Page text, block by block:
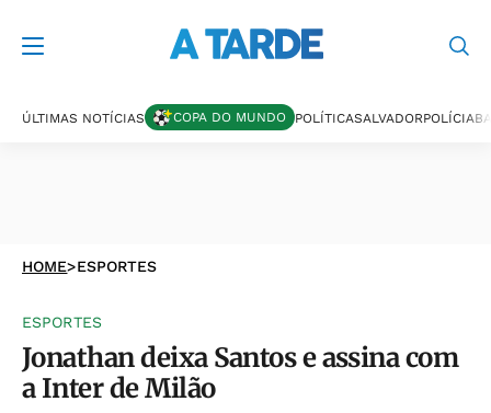
ÚLTIMAS NOTÍCIAS COPA DO MUNDO POLÍTICASALVADORPOLÍCIA
HOME>ESPORTES
ESPORTES
Jonathan deixa Santos e assina com
a Inter de Milão